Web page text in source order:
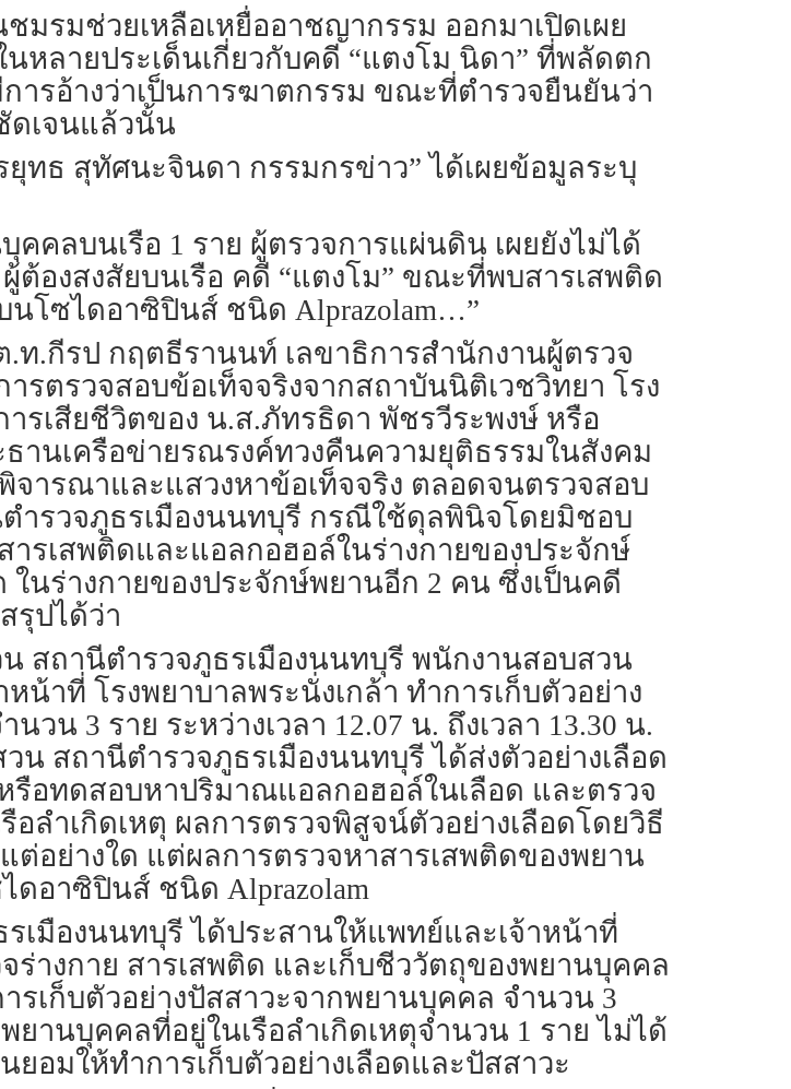
มรมช่วยเหลือเหยื่ออาชญากรรม ออกมาเปิดเผย
หลายประเด็นเกี่ยวกับคดี “แตงโม นิดา” ที่พลัดตก
ารอ้างว่าเป็นการฆาตกรรม ขณะที่ตำรวจยืนยันว่า
ดเจนแล้วนั้น
ยุทธ สุทัศนะจินดา กรรมกรข่าว” ได้เผยข้อมูลระบุ
คคลบนเรือ 1 ราย ผู้ตรวจการแผ่นดิน เผยยังไม่ได้
ต้องสงสัยบนเรือ คดี “แตงโม” ขณะที่พบสารเสพติด
นโซไดอาซิปินส์ ชนิด Alprazolam…”
ท.กีรป กฤตธีรานนท์ เลขาธิการสำนักงานผู้ตรวจ
ตรวจสอบข้อเท็จจริงจากสถาบันนิติเวชวิทยา โรง
รเสียชีวิตของ น.ส.ภัทรธิดา พัชรวีระพงษ์ หรือ
านเครือข่ายรณรงค์ทวงคืนความยุติธรรมในสังคม
จารณาและแสวงหาข้อเท็จจริง ตลอดจนตรวจสอบ
ำรวจภูธรเมืองนนทบุรี กรณีใช้ดุลพินิจโดยมิชอบ
รเสพติดและแอลกอฮอล์ในร่างกายของประจักษ์
นร่างกายของประจักษ์พยานอีก 2 คน ซึ่งเป็นคดี
รุปได้ว่า
สถานีตำรวจภูธรเมืองนนทบุรี พนักงานสอบสวน
น้าที่ โรงพยาบาลพระนั่งเกล้า ทำการเก็บตัวอย่าง
น 3 ราย ระหว่างเวลา 12.07 น. ถึงเวลา 13.30 น.
น สถานีตำรวจภูธรเมืองนนทบุรี ได้ส่งตัวอย่างเลือด
รือทดสอบหาปริมาณแอลกอฮอล์ในเลือด และตรวจ
ลำเกิดเหตุ ผลการตรวจพิสูจน์ตัวอย่างเลือดโดยวิธี
แต่อย่างใด แต่ผลการตรวจหาสารเสพติดของพยาน
ดอาซิปินส์ ชนิด Alprazolam
เมืองนนทบุรี ได้ประสานให้แพทย์และเจ้าหน้าที่
ร่างกาย สารเสพติด และเก็บชีววัตถุของพยานบุคคล
รเก็บตัวอย่างปัสสาวะจากพยานบุคคล จำนวน 3
านบุคคลที่อยู่ในเรือลำเกิดเหตุจำนวน 1 ราย ไม่ได้
ยอมให้ทำการเก็บตัวอย่างเลือดและปัสสาวะ